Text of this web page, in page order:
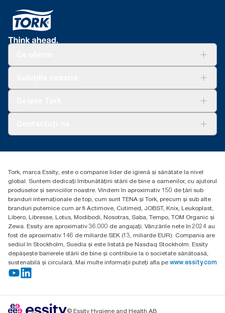
Essity Hungary Kft. Professional Hygiene
Budakeszi út 51.
Tork, marca Essity, este o companie lider de igienă și sănătate la nivel
global. Suntem dedicați îmbunătățirii stării de bine a oamenilor, cu ajutorul
produselor și serviciilor noastre. Vindem în aproximativ 150 de țări sub
branduri internaționale de top, cum sunt TENA și Tork, precum și sub alte
branduri puternice cum ar fi Actimove, Cutimed, JOBST, Knix, Leukoplast,
Libero, Libresse, Lotus, Modibodi, Nosotras, Saba, Tempo, TOM Organic și
Zewa. Essity are aproximativ 36.000 de angajați. Vânzările nete în 2024 au
fost de aproximativ 146 de miliarde SEK (13, miliarde EUR). Compania are
sediul în Stockholm, Suedia și este listată pe Nasdaq Stockholm. Essity
depășește barierele stării de bine și contribuie la o societate sănătoasă,
sustenabilă și circulară. Mai multe informații puteți afla pe www.essity.com
© Essity Hygiene and Health AB